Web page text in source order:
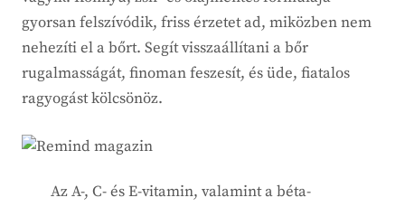
gyorsan felszívódik, friss érzetet ad, miközben nem
nehezíti el a bőrt. Segít visszaállítani a bőr
rugalmasságát, finoman feszesít, és üde, fiatalos
ragyogást kölcsönöz.
Az A-, C- és E-vitamin, valamint a béta-